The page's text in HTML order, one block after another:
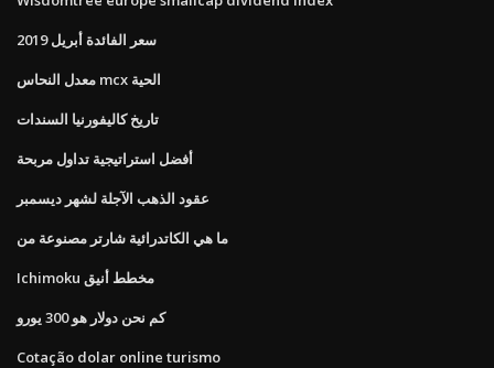
سعر الفائدة أبريل 2019
معدل النحاس mcx الحية
تاريخ كاليفورنيا السندات
أفضل استراتيجية تداول مربحة
عقود الذهب الآجلة لشهر ديسمبر
ما هي الكاتدرائية شارتر مصنوعة من
Ichimoku مخطط أنيق
كم نحن دولار هو 300 يورو
Cotação dolar online turismo